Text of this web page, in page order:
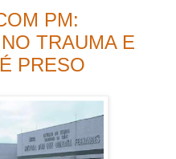
PM:
TRAUMA E
PRESO